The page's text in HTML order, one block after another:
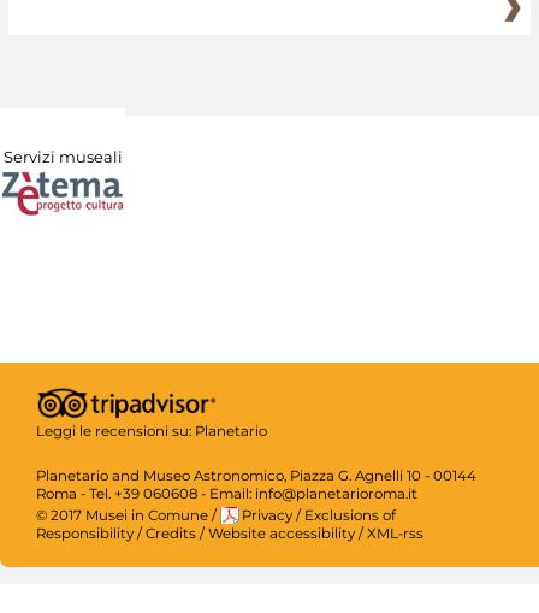
Servizi museali
Leggi le recensioni su: Planetario
Planetario and Museo Astronomico, Piazza G. Agnelli 10 - 00144
Roma - Tel. +39 060608 - Email: info@planetarioroma.it
© 2017 Musei in Comune / Privacy / Exclusions of
Responsibility / Credits / Website accessibility / XML-rss